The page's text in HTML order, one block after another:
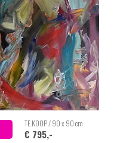
TE KOOP / 90 x 90 cm
€ 795,-